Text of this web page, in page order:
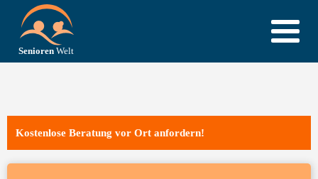
Kostenlose Beratung vor Ort anfordern!